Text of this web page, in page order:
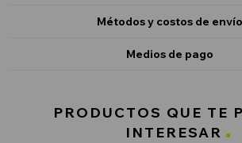
Métodos y costos de envío
Medios de pago
PRODUCTOS QUE TE
INTERESAR